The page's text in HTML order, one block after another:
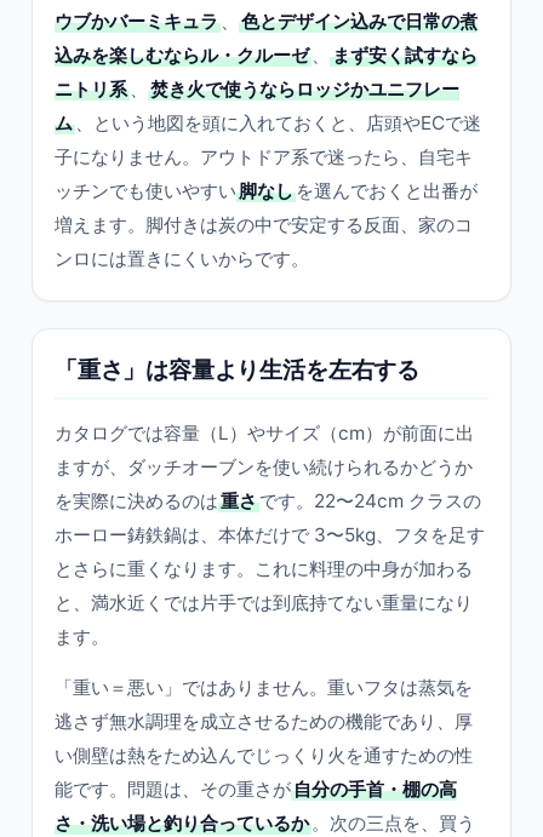
ウブかバーミキュラ 、
色とデザイン込みで日常の煮
込みを楽しむならル・クルーゼ 、
まず安く試すなら
ニトリ系 、
焚き火で使うならロッジかユニフレー
ム 、という地図を頭に入れておくと、店頭やECで迷
子になりません。アウトドア系で迷ったら、自宅キ
ッチンでも使いやすい脚なし を選んでおくと出番が
増えます。脚付きは炭の中で安定する反面、家のコ
ンロには置きにくいからです。
「重さ」は容量より生活を左右する
カタログでは容量（L）やサイズ（cm）が前面に出
ますが、ダッチオーブンを使い続けられるかどうか
を実際に決めるのは重さです。22〜24cm クラスの
ホーロー鋳鉄鍋は、本体だけで 3〜5kg、フタを足す
とさらに重くなります。これに料理の中身が加わる
と、満水近くでは片手では到底持てない重量になり
ます。
「重い＝悪い」ではありません。重いフタは蒸気を
逃さず無水調理を成立させるための機能であり、厚
い側壁は熱をため込んでじっくり火を通すための性
能です。問題は、その重さが自分の手首・棚の高
さ・洗い場と釣り合っているか。次の三点を、買う